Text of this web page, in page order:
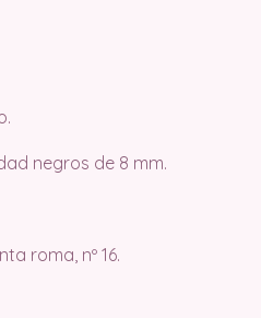
negros de 8 mm.
roma, nº 16.